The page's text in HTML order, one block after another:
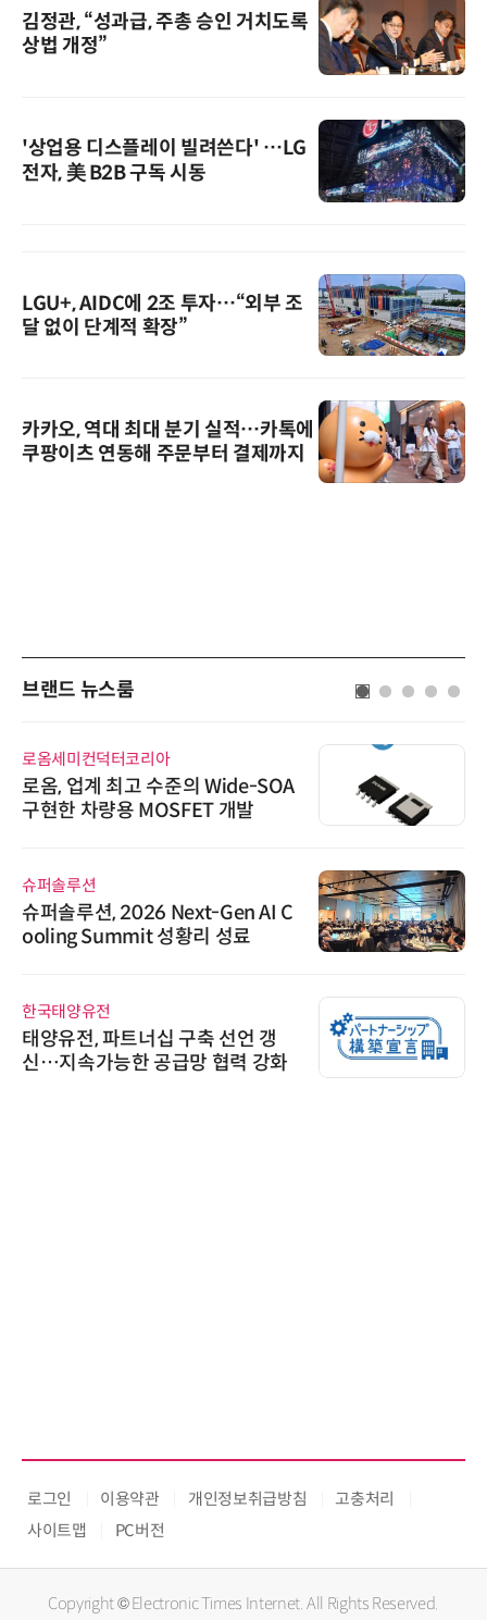
김정관, “성과급, 주총 승인 거치도록
상법 개정”
'상업용 디스플레이 빌려쓴다' …LG
전자, 美 B2B 구독 시동
LGU+, AIDC에 2조 투자…“외부 조
달 없이 단계적 확장”
카카오, 역대 최대 분기 실적…카톡에
쿠팡이츠 연동해 주문부터 결제까지
브랜드 뉴스룸
로옴세미컨덕터코리아
로옴, 업계 최고 수준의 Wide-SOA
구현한 차량용 MOSFET 개발
슈퍼솔루션
슈퍼솔루션, 2026 Next-Gen AI C
ooling Summit 성황리 성료
한국태양유전
태양유전, 파트너십 구축 선언 갱
신…지속가능한 공급망 협력 강화
로그인 이용약관 개인정보취급방침
고충처리
사이트맵
PC버전
Copyright © Electronic Times Internet. All Rights Reserved.